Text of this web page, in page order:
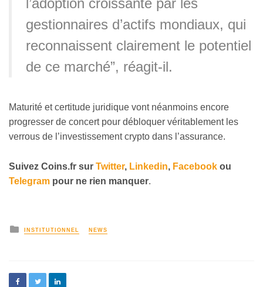
l’adoption croissante par les
gestionnaires d’actifs mondiaux, qui
reconnaissent clairement le potentiel
de ce marché”, réagit-il.
Maturité et certitude juridique vont néanmoins encore
progresser de concert pour débloquer véritablement les
verrous de l’investissement crypto dans l’assurance.
Suivez Coins.fr sur Twitter, Linkedin, Facebook ou
Telegram pour ne rien manquer.
INSTITUTIONNEL NEWS